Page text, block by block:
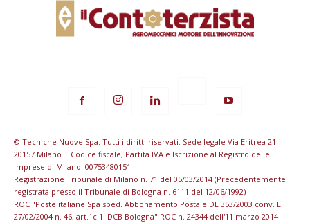
© Tecniche Nuove Spa. Tutti i diritti riservati. Sede legale Via Eritrea 21 -
20157 Milano | Codice fiscale, Partita IVA e Iscrizione al Registro delle
imprese di Milano: 00753480151
Registrazione Tribunale di Milano n. 71 del 05/03/2014 (Precedentemente
registrata presso il Tribunale di Bologna n. 6111 del 12/06/1992)
ROC "Poste italiane Spa sped. Abbonamento Postale DL 353/2003 conv. L.
27/02/2004 n. 46, art.1c.1: DCB Bologna" ROC n. 24344 dell'11 marzo 2014